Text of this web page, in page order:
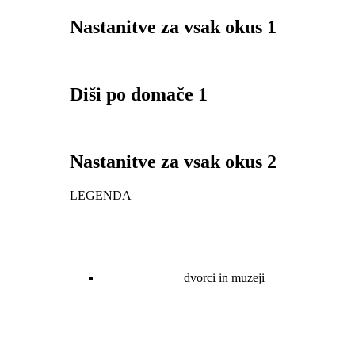
Nastanitve za vsak okus 1
Diši po domače 1
Nastanitve za vsak okus 2
LEGENDA
dvorci in muzeji